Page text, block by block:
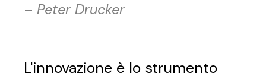
– Peter Drucker
L'innovazione è lo strumento